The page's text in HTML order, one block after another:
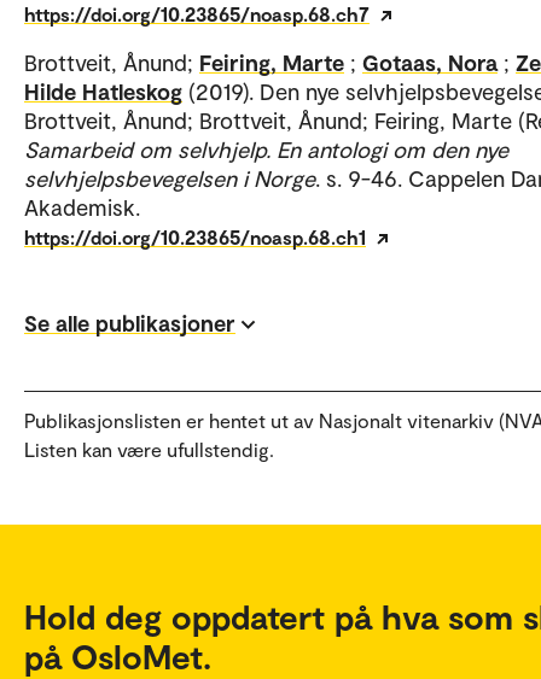
https://doi.org/10.23865/noasp.68.ch7
Brottveit, Ånund; Feiring, Marte ; Gotaas, Nora ;
Hilde Hatleskog (2019). Den nye
Brottveit, Ånund; Brottveit, Ånund; Feiring, Marte
Samarbeid om selvhjelp. En antologi om den nye
selvhjelpsbevegelsen i Norge. s. 9-46. Cappelen
Akademisk.
https://doi.org/10.23865/noasp.68.ch1
Se alle publikasjoner
Publikasjonslisten er hentet ut av Nasjonalt vitenarkiv
Listen kan være ufullstendig.
Hold deg oppdatert på hva som
på OsloMet.